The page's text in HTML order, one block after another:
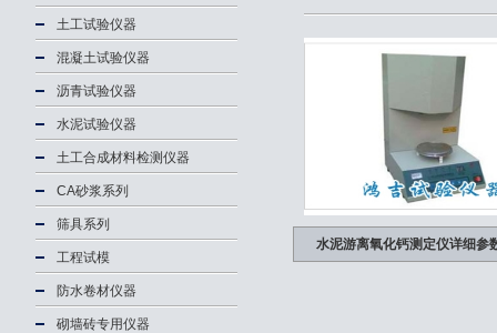
土工试验仪器
混凝土试验仪器
沥青试验仪器
水泥试验仪器
土工合成材料检测仪器
CA砂浆系列
筛具系列
工程试模
防水卷材仪器
砌墙砖专用仪器
水泥游离氧化钙测定仪详细参